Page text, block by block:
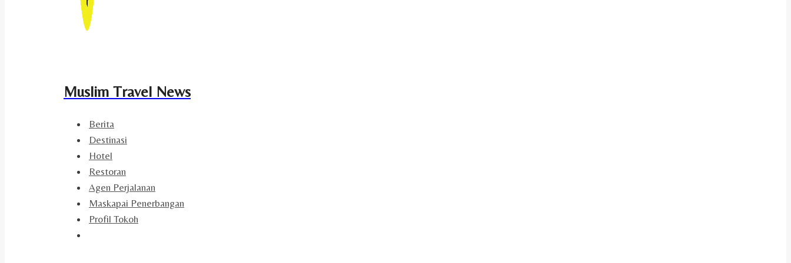
Muslim Travel News
Berita
Destinasi
Hotel
Restoran
Agen Perjalanan
Maskapai Penerbangan
Profil Tokoh